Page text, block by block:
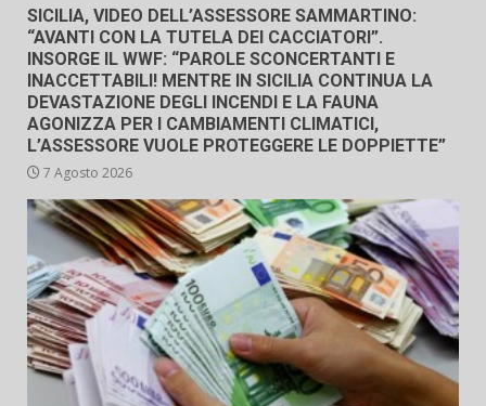
SICILIA, VIDEO DELL’ASSESSORE SAMMARTINO:
“AVANTI CON LA TUTELA DEI CACCIATORI”.
INSORGE IL WWF: “PAROLE SCONCERTANTI E
INACCETTABILI! MENTRE IN SICILIA CONTINUA LA
DEVASTAZIONE DEGLI INCENDI E LA FAUNA
AGONIZZA PER I CAMBIAMENTI CLIMATICI,
L’ASSESSORE VUOLE PROTEGGERE LE DOPPIETTE”
7 Agosto 2026